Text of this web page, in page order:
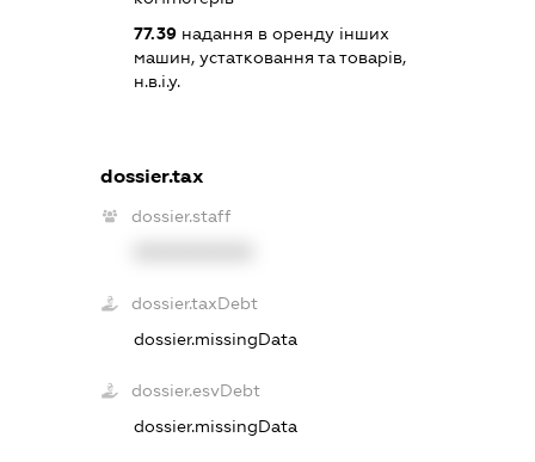
77.39надання в оренду інших
машин, устатковання та товарів,
н.в.і.у.
dossier.tax
dossier.staff
dossier.taxDebt
dossier.missingData
dossier.esvDebt
dossier.missingData